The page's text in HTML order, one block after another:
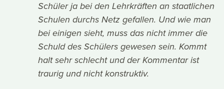
Schüler ja bei den Lehrkräften an staatlichen
Schulen durchs Netz gefallen. Und wie man
bei einigen sieht, muss das nicht immer die
Schuld des Schülers gewesen sein. Kommt
halt sehr schlecht und der Kommentar ist
traurig und nicht konstruktiv.